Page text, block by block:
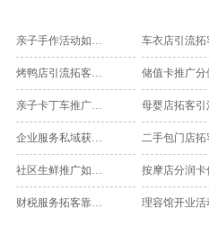
亲子手作活动如何引流？体验课与节日套票怎么设计更容易转化
2026-08-09
烤鸭店引流拓客怎么做？半只体验券能不能带来复购
2026-08-09
亲子卡丁车推广靠体验券还是赛事活动更有效？实体门店老板怎么选
2026-08-09
企业服务私域获客如何做转介绍线索奖励，才能让客户愿意主动推荐？
2026-08-09
社区生鲜推广如何设置团长分润和复购奖励，才能既拉新又留住老客？
2026-08-09
财税服务拓客靠老带新可行吗？代理记账获客路径拆解